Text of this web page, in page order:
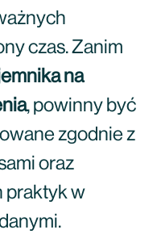
czas. Zanim
na
, powinny być
zgodnie z
oraz
praktyk w